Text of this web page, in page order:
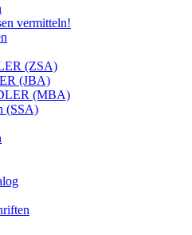
vermitteln!
(ZSA)
(JBA)
(MBA)
(SSA)